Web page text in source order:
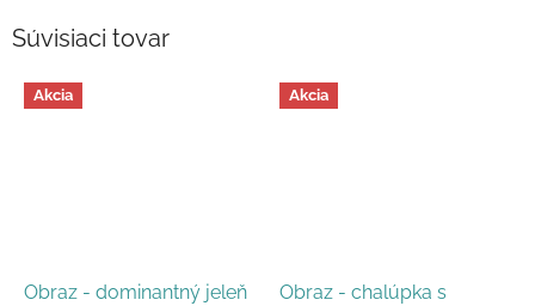
Súvisiaci tovar
Akcia
Obraz - dominantný jeleň
Akcia
Obraz - chalúpka s